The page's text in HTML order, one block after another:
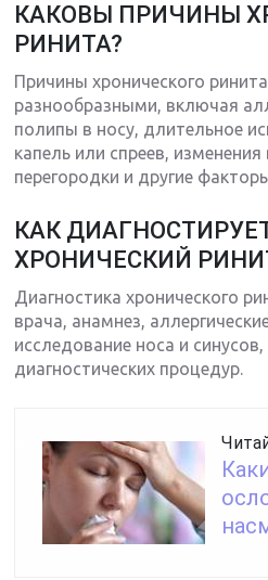
КАКОВЫ ПРИЧИНЫ
РИНИТА?
Причины хронического
разнообразными, включая
полипы в носу, длительное
капель или спреев,
перегородки и другие
КАК
ХРОНИЧЕСКИЙ
Диагностика хронического
врача, анамнез,
исследование носа и
диагностических процедур.